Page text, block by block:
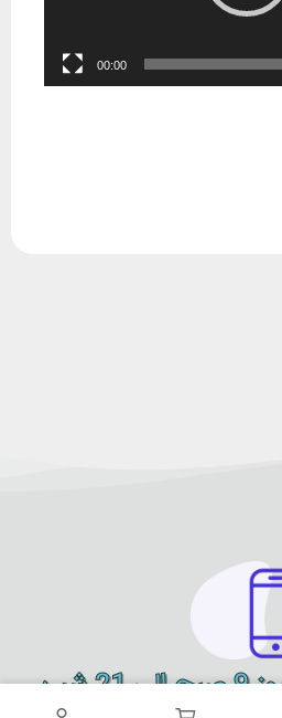
00:00
شب